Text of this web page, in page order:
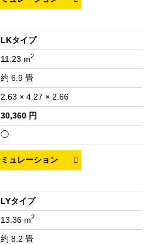
LKタイプ
11.23 m2
約 6.9 畳
2.63 × 4.27 × 2.66
30,360 円
◯
LYタイプ
13.36 m2
約 8.2 畳